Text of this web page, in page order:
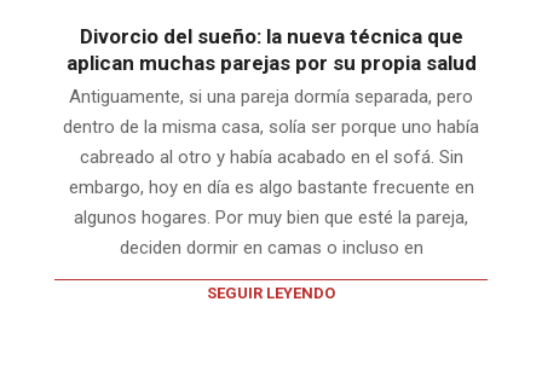
Divorcio del sueño: la nueva técnica que
aplican muchas parejas por su propia salud
Antiguamente, si una pareja dormía separada, pero
dentro de la misma casa, solía ser porque uno había
cabreado al otro y había acabado en el sofá. Sin
embargo, hoy en día es algo bastante frecuente en
algunos hogares. Por muy bien que esté la pareja,
deciden dormir en camas o incluso en
SEGUIR LEYENDO